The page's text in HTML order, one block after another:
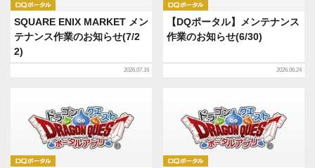
SQUARE ENIX MARKET メン
テナンス作業のお知らせ(7/2
2)
2026.07.16
【DQポータル】メンテナンス
作業のお知らせ(6/30)
2026.06.24